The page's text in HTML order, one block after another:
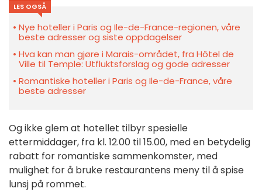
LES OGSÅ
Nye hoteller i Paris og Ile-de-France-regionen, våre
beste adresser og siste oppdagelser
Hva kan man gjøre i Marais-området, fra Hôtel de
Ville til Temple: Utfluktsforslag og gode adresser
Romantiske hoteller i Paris og Ile-de-France, våre
beste adresser
Og ikke glem at hotellet tilbyr spesielle
ettermiddager, fra kl. 12.00 til 15.00, med en betydelig
rabatt for romantiske sammenkomster, med
mulighet for å bruke restaurantens meny til å spise
lunsj på rommet.